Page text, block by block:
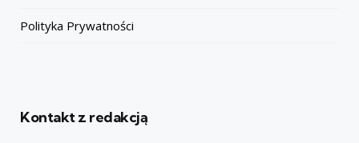
Polityka Prywatności
Kontakt z redakcją